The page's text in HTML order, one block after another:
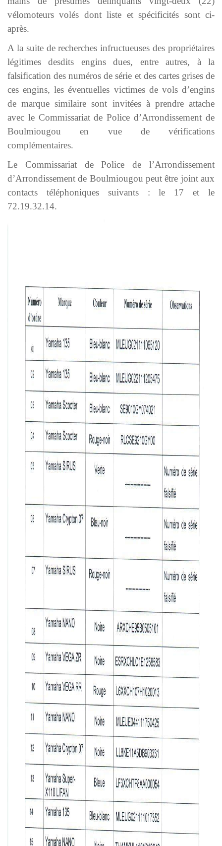
vélomoteurs volés dont liste et spécificités sont ci-
après.
A la suite de recherches infructueuses des propriétaires
légitimes desdits engins dues, entre autres, à la
falsification des numéros de série et des cartes grises de
ces engins, les éventuelles victimes de vols d’engins
de marque similaire sont invitées à prendre attache
avec le Commissariat de Police d’Arrondissement de
Boulmiougou en vue de vérifications
complémentaires.
Le Commissariat de Police de l’Arrondissement
d’Arrondissement de Boulmiougou peut être joint aux
contacts téléphoniques suivants : le 17 et le
72.19.32.14.